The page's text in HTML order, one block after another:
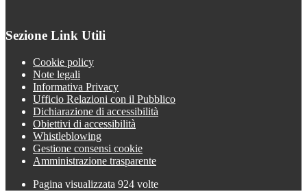
Sezione Link Utili
Cookie policy
Note legali
Informativa Privacy
Ufficio Relazioni con il Pubblico
Dichiarazione di accessibilità
Obiettivi di accessibilità
Whistleblowing
Gestione consensi cookie
Amministrazione trasparente
Pagina visualizzata 924 volte